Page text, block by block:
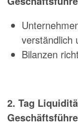
verständlich
Bilanzen
2. Tag